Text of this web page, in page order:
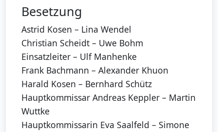
Besetzung
Astrid Kosen – Lina Wendel
Christian Scheidt – Uwe Bohm
Einsatzleiter – Ulf Manhenke
Frank Bachmann – Alexander Khuon
Harald Kosen – Bernhard Schütz
Hauptkommissar Andreas Keppler – Martin
Wuttke
Hauptkommissarin Eva Saalfeld – Simone